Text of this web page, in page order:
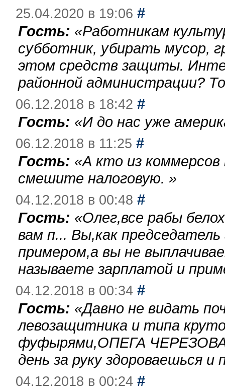
25.04.2020 в 19:06 #
Гость: «Работникам
субботник, убирать мусор,
этом средств защиты.
районной администрации?
06.12.2018 в 18:42 #
Гость: «И до нас уже
06.12.2018 в 11:25 #
Гость: «А кто из
смешите налоговую. »
04.12.2018 в 00:48 #
Гость: «Олег,все рабы
вам п... Вы,как
примером,а вы не
называете зарплатой и
04.12.2018 в 00:34 #
Гость: «Давно не видать
левозащитника и типа
фуфырями,ОПЕГА
день за руку здороваешься
04.12.2018 в 00:24 #